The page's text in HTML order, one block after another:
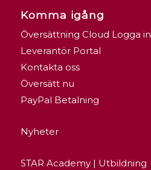
Komma igång
Översättning Cloud Logga in
Leverantör Portal
Kontakta oss
Översätt nu
PayPal Betalning
Nyheter
STAR Academy | Utbildning